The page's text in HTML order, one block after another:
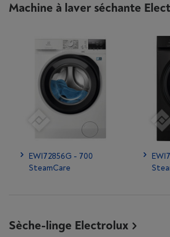
Machine à laver séchante
EWI72856G - 700
SteamCare
Sèche-linge Electrolux